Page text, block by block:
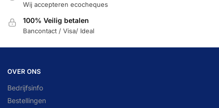
Wij accepteren ecocheques
100% Veilig betalen
Bancontact / Visa/ Ideal
OVER ONS
Bedrijfsinfo
Bestellingen